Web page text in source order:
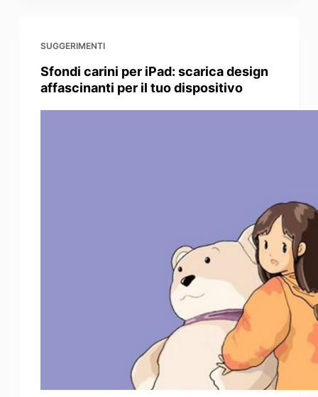
SUGGERIMENTI
Sfondi carini per iPad: scarica design
affascinanti per il tuo dispositivo